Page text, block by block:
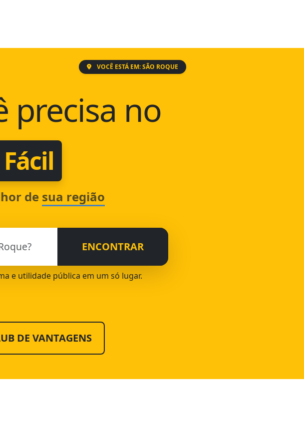
VOCÊ ESTÁ EM: SÃO ROQUE
precisa no
de sua região
ENCONTRAR
e utilidade pública em um só lugar.
DE VANTAGENS